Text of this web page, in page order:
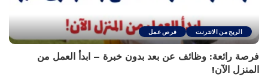
الربح من الانترنت فرص عمل
فرصة رائعة: وظائف عن بعد بدون خبرة – ابدأ العمل من
المنزل الآن!